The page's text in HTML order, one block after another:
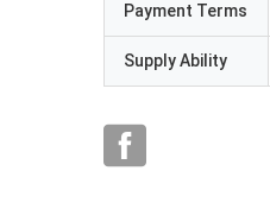
Payment Terms
Supply Ability